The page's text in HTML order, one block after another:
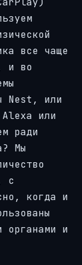
все чаще
и во
Nest, или
или
ради
Мы
с
когда и
органами и